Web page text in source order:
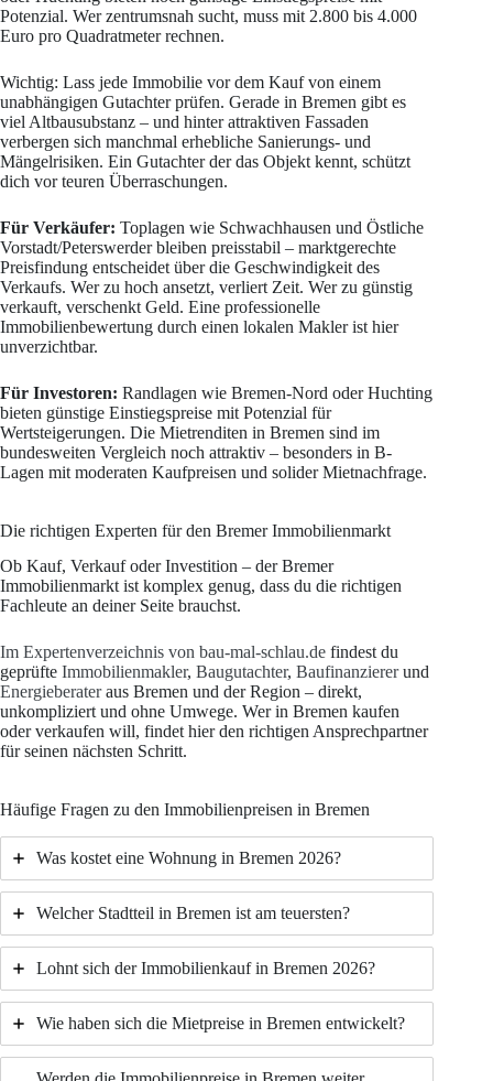
Potenzial. Wer zentrumsnah sucht, muss mit 2.800 bis 4.000
Euro pro Quadratmeter rechnen.
Wichtig: Lass jede Immobilie vor dem Kauf von einem
unabhängigen Gutachter prüfen. Gerade in Bremen gibt es
viel Altbausubstanz – und hinter attraktiven Fassaden
verbergen sich manchmal erhebliche Sanierungs- und
Mängelrisiken. Ein Gutachter der das Objekt kennt, schützt
dich vor teuren Überraschungen.
Für Verkäufer: Toplagen wie Schwachhausen und Östliche
Vorstadt/Peterswerder bleiben preisstabil – marktgerechte
Preisfindung entscheidet über die Geschwindigkeit des
Verkaufs. Wer zu hoch ansetzt, verliert Zeit. Wer zu günstig
verkauft, verschenkt Geld. Eine professionelle
Immobilienbewertung durch einen lokalen Makler ist hier
unverzichtbar.
Für Investoren: Randlagen wie Bremen-Nord oder Huchting
bieten günstige Einstiegspreise mit Potenzial für
Wertsteigerungen. Die Mietrenditen in Bremen sind im
bundesweiten Vergleich noch attraktiv – besonders in B-
Lagen mit moderaten Kaufpreisen und solider Mietnachfrage.
Die richtigen Experten für den Bremer Immobilienmarkt
Ob Kauf, Verkauf oder Investition – der Bremer
Immobilienmarkt ist komplex genug, dass du die richtigen
Fachleute an deiner Seite brauchst.
Im Expertenverzeichnis von bau-mal-schlau.de findest du
geprüfte Immobilienmakler, Baugutachter, Baufinanziererund
Energieberateraus Bremen und der Region – direkt,
unkompliziert und ohne Umwege. Wer in Bremen kaufen
oder verkaufen will, findet hier den richtigen Ansprechpartner
für seinen nächsten Schritt.
Häufige Fragen zu den Immobilienpreisen in Bremen
Was kostet eine Wohnung in Bremen 2026?
Welcher Stadtteil in Bremen ist am teuersten?
Lohnt sich der Immobilienkauf in Bremen 2026?
Wie haben sich die Mietpreise in Bremen entwickelt?